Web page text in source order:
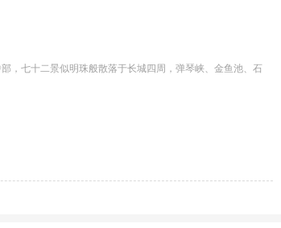
，七十二景似明珠般散落于长城四周，弹琴峡、金鱼池、石